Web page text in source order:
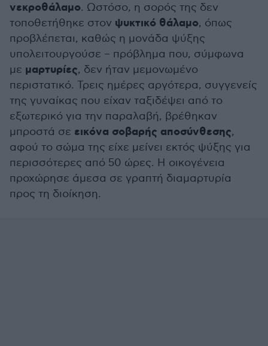
νεκροθάλαμο. Ωστόσο, η σορός της δεν
τοποθετήθηκε στον ψυκτικό θάλαμο, όπως
προβλέπεται, καθώς η μονάδα ψύξης
υπολειτουργούσε – πρόβλημα που, σύμφωνα
με μαρτυρίες, δεν ήταν μεμονωμένο
περιστατικό. Τρεις ημέρες αργότερα, συγγενείς
της γυναίκας που είχαν ταξιδέψει από το
εξωτερικό για την παραλαβή, βρέθηκαν
μπροστά σε εικόνα σοβαρής αποσύνθεσης,
αφού το σώμα της είχε μείνει εκτός ψύξης για
περισσότερες από 50 ώρες. Η οικογένεια
προχώρησε άμεσα σε γραπτή διαμαρτυρία
προς τη διοίκηση.